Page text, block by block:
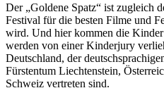
Der „Goldene Spatz“ ist zugleich
Festival für die besten Filme und
wird. Und hier kommen die
werden von einer Kinderjury
Deutschland, der
Fürstentum Liechtenstein,
Schweiz vertreten sind.